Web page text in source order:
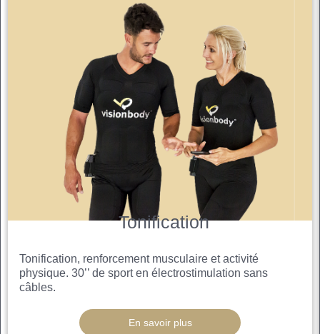
Tonification
Tonification, renforcement musculaire et activité
physique. 30’’ de sport en électrostimulation sans
câbles.
En savoir plus